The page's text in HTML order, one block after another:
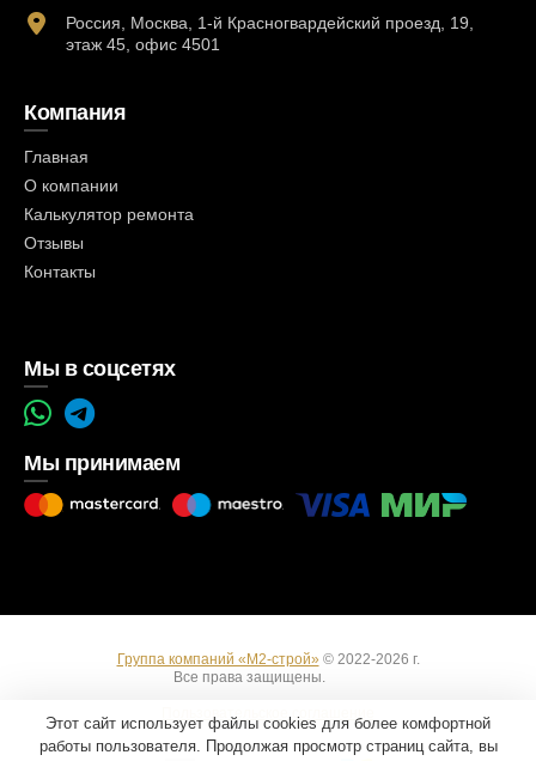
Россия, Москва, 1-й Красногвардейский проезд, 19,
этаж 45, офис 4501
Компания
Главная
О компании
Калькулятор ремонта
Отзывы
Контакты
Мы в соцсетях
Мы принимаем
Группа компаний «М2-строй» © 2022-2026 г.
Все права защищены.
Пользовательское соглашение
Этот сайт использует файлы cookies для более комфортной
работы пользователя. Продолжая просмотр страниц сайта, вы